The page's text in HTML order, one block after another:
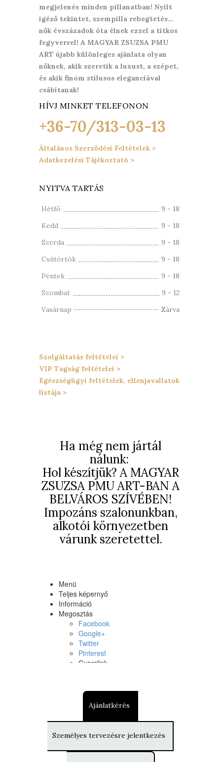
megjelenés minden pillanatban! Nyílt
igéző tekintet, szempilla rebegtetés…
nők évszázadok óta élnek ezzel a titkos
fegyverrel! A MAGYAR ZSUZSA PMU
ART újabb különleges ajánlata olyan
nőknek, akik szeretik a luxust, a szépet,
és akik finom stílusos eleganciával
csábítanak!
HÍVJ MINKET TELEFONON
+36-70/313-03-13
Általános Szerződési Feltételek >
Adatkezelési Tájékoztató >
NYITVA TARTÁS
Hétfő
9 - 18
Kedd
9 - 18
Szerda
9 - 18
Csütörtök
9 - 18
Péntek
9 - 18
Szombat
9 - 12
Vasárnap
Zárva
Szolgáltatás feltételei >
VIP Tagság feltételei >
Egészségügyi feltételek, ellenjavallatok
listája >
Ha még nem jártál
nálunk:
Hol készítjük? A MAGYAR
ZSUZSA PMU ART-BAN A
BELVÁROS SZÍVÉBEN!
Impozáns szalonunkban,
alkotói környezetben
várunk szeretettel.
Ajánlatkérés
Személyes tervezésre jelentkezés